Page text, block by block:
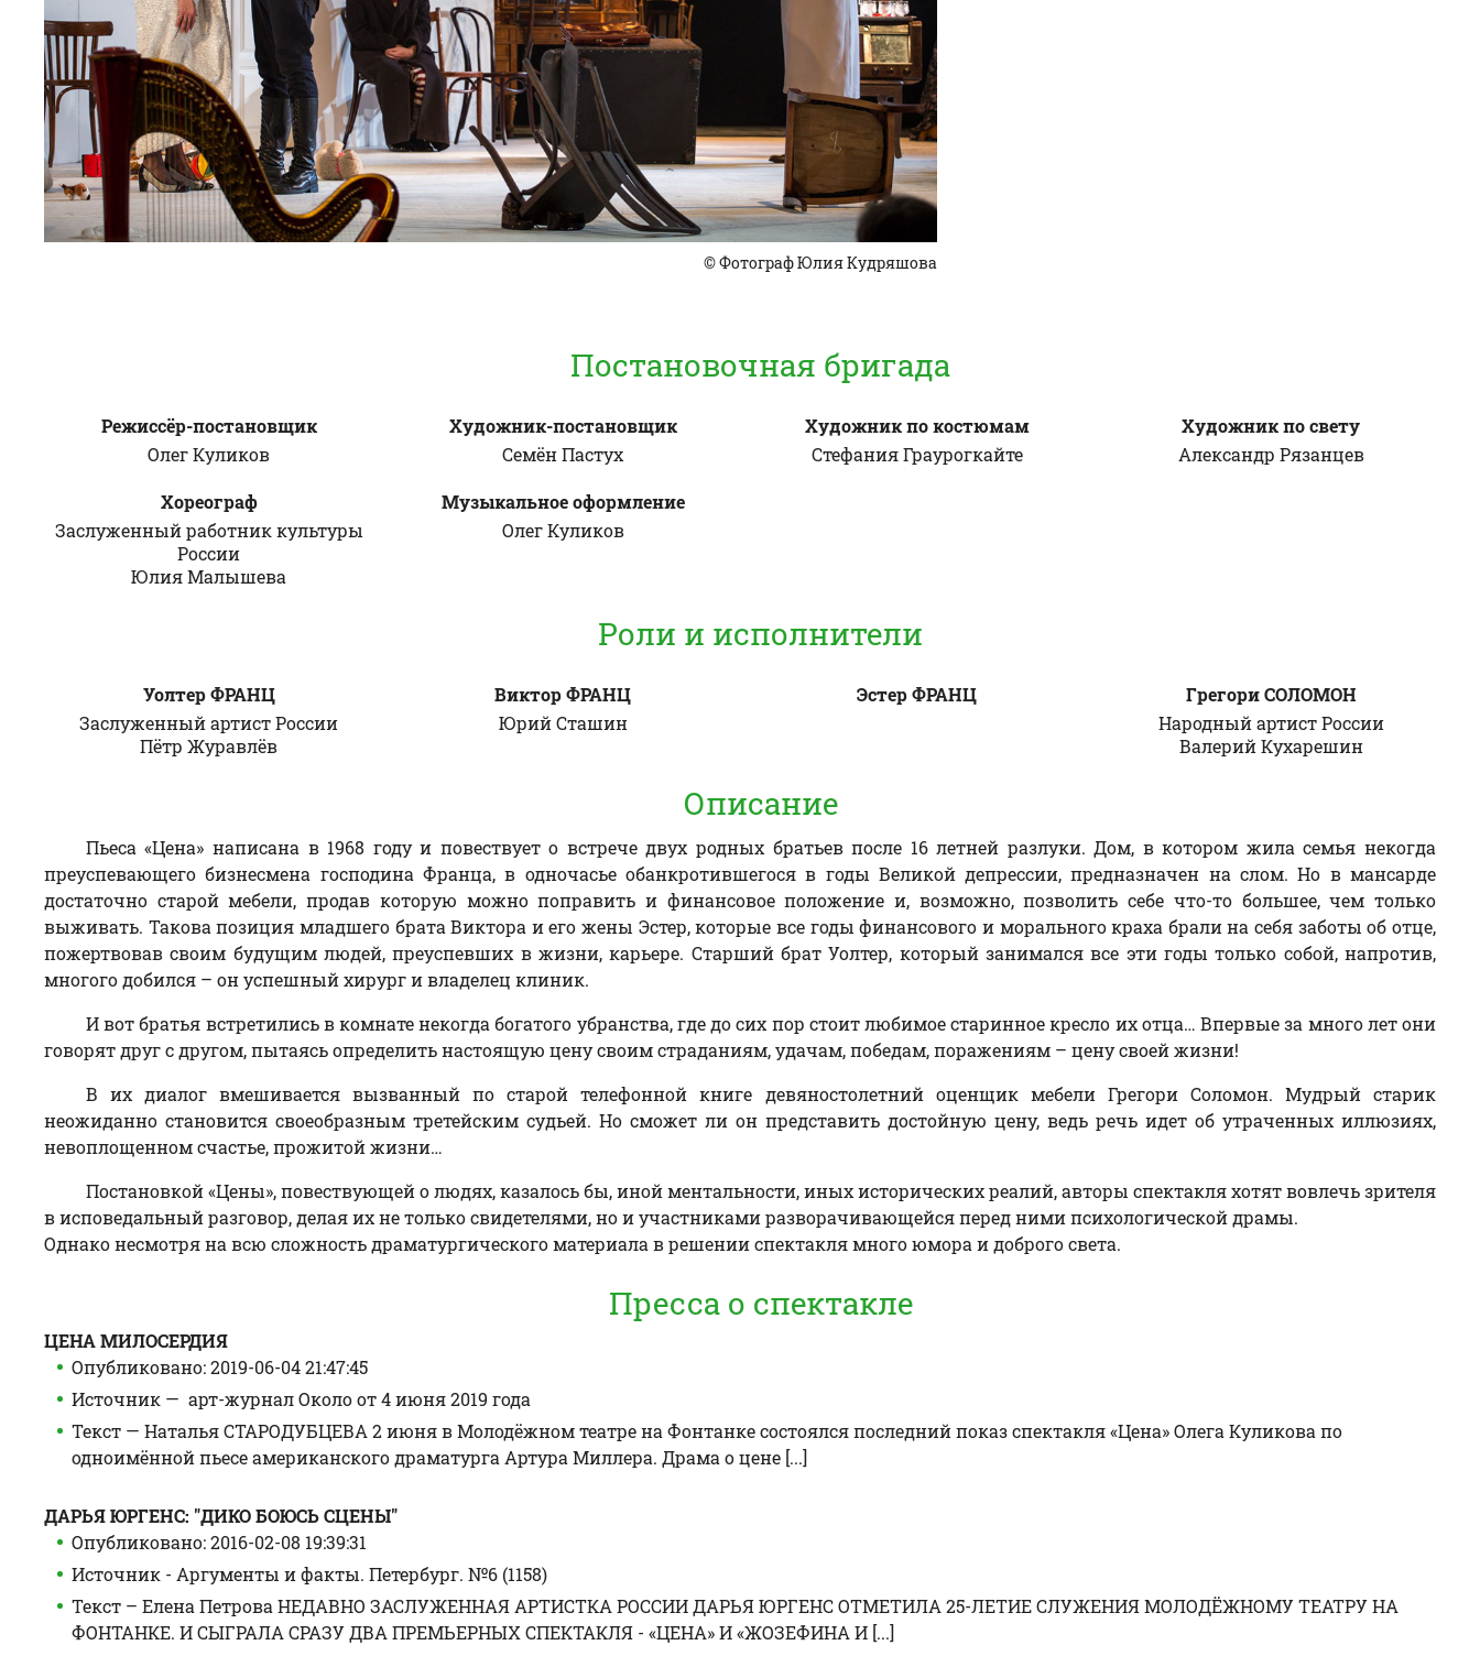
© Фотограф Юлия Кудряшова
Постановочная бригада
Режиссёр-постановщик
ОлегКуликов
Художник-постановщик
СемёнПастух
Художник по костюмам
СтефанияГраурогкайте
Художник по свету
Александр Рязанцев
Хореограф
Заслуженный работник культуры
России
ЮлияМалышева
Музыкальное оформление
ОлегКуликов
Роли и исполнители
Уолтер ФРАНЦ
Заслуженный артист России
ПётрЖуравлёв
Виктор ФРАНЦ
ЮрийСташин
Эстер ФРАНЦ
Грегори СОЛОМОН
Народный артист России
ВалерийКухарешин
Описание
Пьеса «Цена» написана в 1968 году и повествует о встрече двух родных братьев после 16 летней разлуки. Дом, в котором жила семья некогда
преуспевающего бизнесмена господина Франца, в одночасье обанкротившегося в годы Великой депрессии, предназначен на слом. Но в мансарде
достаточно старой мебели, продав которую можно поправить и финансовое положение и, возможно, позволить себе что-то большее, чем только
выживать. Такова позиция младшего брата Виктора и его жены Эстер, которые все годы финансового и морального краха брали на себя заботы об отце,
пожертвовав своим будущим людей, преуспевших в жизни, карьере. Старший брат Уолтер, который занимался все эти годы только собой, напротив,
многого добился – он успешный хирург и владелец клиник.
И вот братья встретились в комнате некогда богатого убранства, где до сих пор стоит любимое старинное кресло их отца… Впервые за много лет они
говорят друг с другом, пытаясь определить настоящую цену своим страданиям, удачам, победам, поражениям – цену своей жизни!
В их диалог вмешивается вызванный по старой телефонной книге девяностолетний оценщик мебели Грегори Соломон. Мудрый старик
неожиданно становится своеобразным третейским судьей. Но сможет ли он представить достойную цену, ведь речь идет об утраченных иллюзиях,
невоплощенном счастье, прожитой жизни…
Постановкой «Цены», повествующей о людях, казалось бы, иной ментальности, иных исторических реалий, авторы спектакля хотят вовлечь зрителя
в исповедальный разговор, делая их не только свидетелями, но и участниками разворачивающейся перед ними психологической драмы.
Однако несмотря на всю сложность драматургического материала в решении спектакля много юмора и доброго света.
Пресса о спектакле
ЦЕНА МИЛОСЕРДИЯ
Опубликовано: 2019-06-04 21:47:45
Источник — арт-журнал Около от 4 июня 2019 года
Текст — Наталья СТАРОДУБЦЕВА 2 июня в Молодёжном театре на Фонтанке состоялся последний показ спектакля «Цена» Олега Куликова по
одноимённой пьесе американского драматурга Артура Миллера. Драма о цене [...]
ДАРЬЯ ЮРГЕНС: "ДИКО БОЮСЬ СЦЕНЫ"
Опубликовано: 2016-02-08 19:39:31
Источник - Аргументы и факты. Петербург. №6 (1158)
Текст – Елена Петрова НЕДАВНО ЗАСЛУЖЕННАЯ АРТИСТКА РОССИИ ДАРЬЯ ЮРГЕНС ОТМЕТИЛА 25-ЛЕТИЕ СЛУЖЕНИЯ МОЛОДЁЖНОМУ ТЕАТРУ НА
ФОНТАНКЕ. И СЫГРАЛА СРАЗУ ДВА ПРЕМЬЕРНЫХ СПЕКТАКЛЯ - «ЦЕНА» И «ЖОЗЕФИНА И [...]